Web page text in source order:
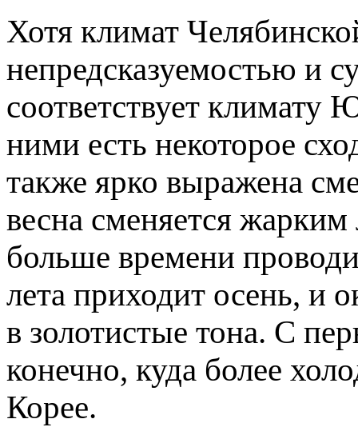
Хотя климат
непредсказуемостью и
соответствует
ними есть некоторое
также ярко выражена
весна сменяется
больше времени
лета приходит осень, и
в золотистые тона. С
конечно, куда более
Корее.